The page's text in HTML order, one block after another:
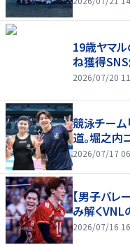
19歳ヤマ
ね獲得
2026/07/20
競泳チーム
道。堀之
2026/07/17
【男子バレ
み解くVNL
2026/07/16